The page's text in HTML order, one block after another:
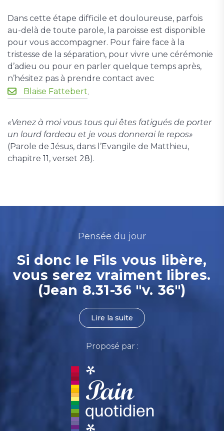
Dans cette étape difficile et douloureuse, parfois
au-delà de toute parole, la paroisse est disponible
pour vous accompagner. Pour faire face à la
tristesse de la séparation, pour vivre une cérémonie
d’adieu ou pour en parler quelque temps après,
n’hésitez pas à prendre contact avec
Blaise Fattebert.
«Venez à moi vous tous qui êtes fatigués de porter
un lourd fardeau et je vous donnerai le repos»
(Parole de Jésus, dans l’Evangile de Matthieu,
chapitre 11, verset 28).
Pensée du jour
Si donc le Fils vous libère,
vous serez vraiment libres.
(Jean 8.31-36 "v. 36")
Lire la suite
Proposé par :